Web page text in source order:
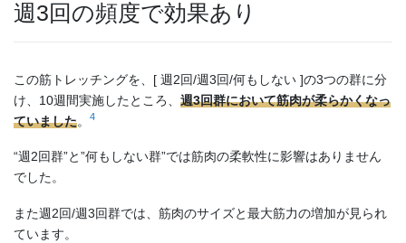
週3回の頻度で効果あり
この筋トレッチングを、[ 週2回/週3回/何もしない ]の3つの群に分
け、10週間実施したところ、 週3回群において筋肉が柔らかくなっ
ていました。 4
“週2回群”と”何もしない群”では筋肉の柔軟性に影響はありません
でした。
また週2回/週3回群では、筋肉のサイズと最大筋力の増加が見られ
ています。